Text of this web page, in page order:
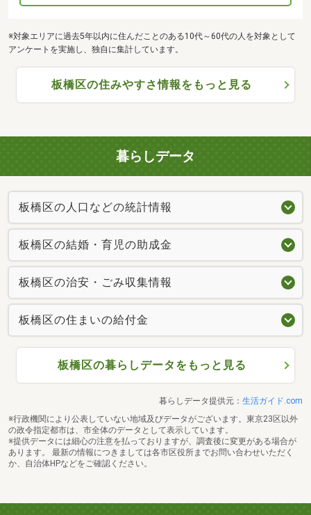
※対象エリアに過去5年以内に住んだことのある10代～60代の人を対象として
アンケートを実施し、独自に集計しています。
板橋区の住みやすさ情報をもっと見る
暮らしデータ
板橋区の人口などの統計情報
板橋区の結婚・育児の助成金
板橋区の治安・ごみ収集情報
板橋区の住まいの給付金
板橋区の暮らしデータをもっと見る
暮らしデータ提供元： 生活ガイド.com
※行政機関により公表していない地域及びデータがございます。東京23区以外
の政令指定都市は、市全体のデータとして表示しています。
※提供データには細心の注意を払っておりますが、調査後に変更がある場合が
あります。 最新の情報につきましては各市区役所までお問い合わせいただく
か、自治体HPなどをご確認ください。